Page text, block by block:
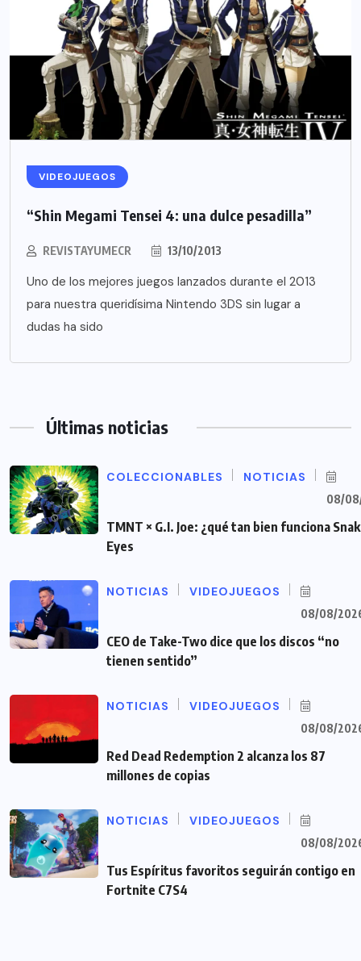
VIDEOJUEGOS
“Shin Megami Tensei 4: una dulce pesadilla”
REVISTAYUMECR 13/10/2013
Uno de los mejores juegos lanzados durante el 2013
para nuestra queridísima Nintendo 3DS sin lugar a
dudas ha sido
Últimas noticias
COLECCIONABLES NOTICIAS
08/
TMNT × G.I. Joe: ¿qué tan bien funciona
Eyes
NOTICIAS VIDEOJUEGOS
08/08/
CEO de Take-Two dice que los discos “no
tienen sentido”
NOTICIAS VIDEOJUEGOS
08/08/
Red Dead Redemption 2 alcanza los 87
millones de copias
NOTICIAS VIDEOJUEGOS
08/08/
Tus Espíritus favoritos seguirán contigo en
Fortnite C7S4